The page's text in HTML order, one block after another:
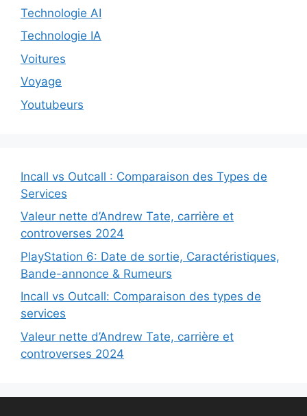
Technologie AI
Technologie IA
Voitures
Voyage
Youtubeurs
Incall vs Outcall : Comparaison des Types de
Services
Valeur nette d’Andrew Tate, carrière et
controverses 2024
PlayStation 6: Date de sortie, Caractéristiques,
Bande-annonce & Rumeurs
Incall vs Outcall: Comparaison des types de
services
Valeur nette d’Andrew Tate, carrière et
controverses 2024